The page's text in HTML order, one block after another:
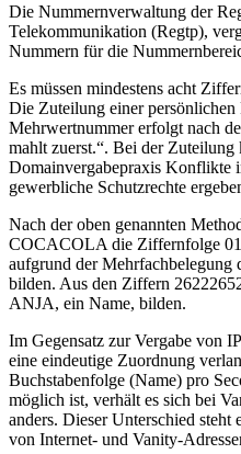
Die Nummernverwaltung der
Telekommunikation (Regtp),
Nummern für die
Es müssen mindestens acht
Die Zuteilung einer
Mehrwertnummer erfolgt nach
mahlt zuerst.“. Bei der
Domainvergabepraxis Konflikte
gewerbliche Schutzrechte
Nach der oben genannten
COCACOLA die Ziffernfolge
aufgrund der Mehrfachbelegung
bilden. Aus den Ziffern
ANJA, ein Name, bilden.
Im Gegensatz zur Vergabe von
eine eindeutige Zuordnung
Buchstabenfolge (Name) pro
möglich ist, verhält es sich bei
anders. Dieser Unterschied
von Internet- und Vanity-